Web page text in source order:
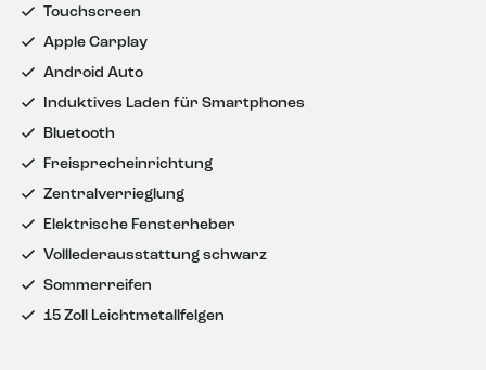
Erstzulassung: 2026
Zustand: Neuwagen
Getriebe: Automatik
Führerscheinklasse: AM (ab 15 Jahren fahrbar)
Ausstattung & Highlights:
Zusatzausstattung Ligier Konfigurator:
Servolenkung
Pack Connect
Touchscreen
Apple Carplay
Android Auto
Induktives Laden für Smartphones
Bluetooth
Freisprecheinrichtung
Zentralverrieglung
Elektrische Fensterheber
Volllederausstattung schwarz
Sommerreifen
15 Zoll Leichtmetallfelgen